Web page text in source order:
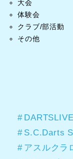
大会
体験会
クラブ/部活動
その他
S.C.Darts
アスルクラ